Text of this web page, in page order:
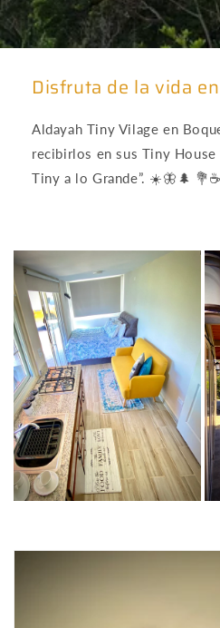
Disfruta de la vida
Aldayah Tiny Vilage en
recibirlos en sus Tiny House
Tiny a lo Grande”. ☀️🦋🌲